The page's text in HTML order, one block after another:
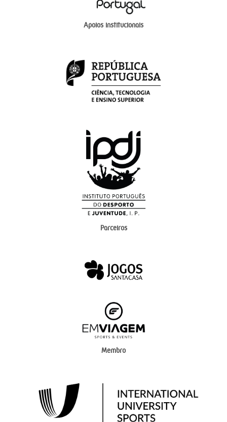
Apoios institucionais
Parceiros
Membro